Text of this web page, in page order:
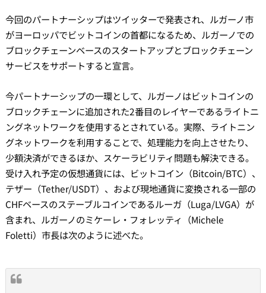
今回のパートナーシップはツイッターで発表され、ルガーノ市
がヨーロッパでビットコインの首都になるため、ルガーノでの
ブロックチェーンベースのスタートアップとブロックチェーン
サービスをサポートすると宣言。
今パートナーシップの一環として、ルガーノはビットコインの
ブロックチェーンに追加された2番目のレイヤーであるライトニ
ングネットワークを使用するとされている。実際、ライトニン
グネットワークを利用することで、処理能力を向上させたり、
少額決済ができるほか、スケーラビリティ問題も解決できる。
受け入れ予定の仮想通貨には、ビットコイン（Bitcoin/BTC）、
テザー（Tether/USDT）、および現地通貨に変換される一部の
CHFベースのステーブルコインであるルーガ（Luga/LVGA）が
含まれ、ルガーノのミケーレ・フォレッティ（Michele
Foletti）市長は次のように述べた。